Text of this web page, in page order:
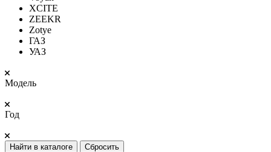
XCITE
ZEEKR
Zotye
ГАЗ
УАЗ
Модель
Год
Найти в каталоге Сбросить